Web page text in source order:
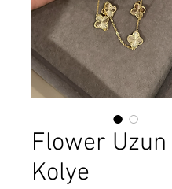
Flower Uzun
Kolye